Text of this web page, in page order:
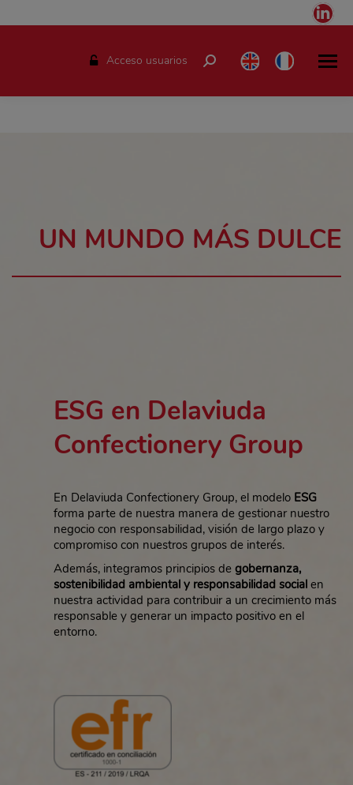
new
Acceso usuarios Buscar:
UN MUNDO MÁS DULCE
ESG en Delaviuda
Confectionery Group
En Delaviuda Confectionery Group, el modelo ESG
forma parte de nuestra manera de gestionar nuestro
negocio con responsabilidad, visión de largo plazo y
compromiso con nuestros grupos de interés.
Además, integramos principios de gobernanza,
sostenibilidad ambiental y responsabilidad socialen
nuestra actividad para contribuir a un crecimiento más
responsable y generar un impacto positivo en el
entorno.